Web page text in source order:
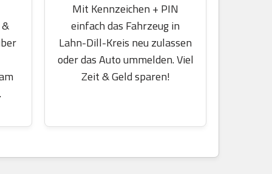
Mit Kennzeichen + PIN
einfach das Fahrzeug in
Lahn-Dill-Kreis neu zulassen
oder das Auto ummelden. Viel
Zeit & Geld sparen!